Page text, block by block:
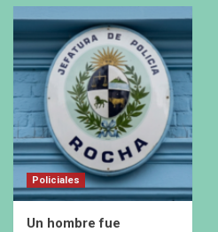
Policiales
Un hombre fue